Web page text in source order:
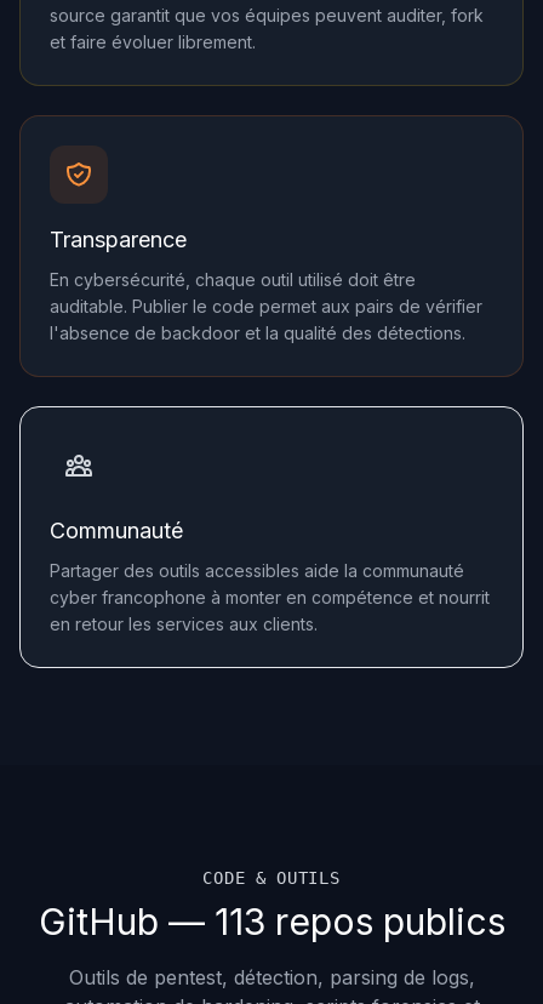
source garantit que vos équipes peuvent auditer, fork
et faire évoluer librement.
Transparence
En cybersécurité, chaque outil utilisé doit être
auditable. Publier le code permet aux pairs de vérifier
l'absence de backdoor et la qualité des détections.
Communauté
Partager des outils accessibles aide la communauté
cyber francophone à monter en compétence et nourrit
en retour les services aux clients.
CODE & OUTILS
GitHub — 113 repos publics
Outils de pentest, détection, parsing de logs,